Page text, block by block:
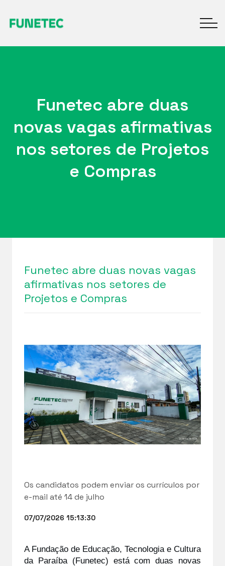
Funetec abre duas
novas vagas afirmativas
nos setores de Projetos
e Compras
Funetec abre duas novas vagas
afirmativas nos setores de
Projetos e Compras
Os candidatos podem enviar os currículos por
e-mail até 14 de julho
07/07/2026 15:13:30
A Fundação de Educação, Tecnologia e Cultura
da Paraíba (Funetec) está com duas novas